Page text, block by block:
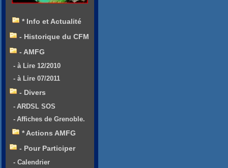
* Info et Actualité
- Historique du CFM
- AMFG
- à Lire 12/2010
- à Lire 07/2011
- Divers
- ARDSL SOS
- Affiches de Grenoble.
* Actions AMFG
- Pour Participer
- Calendrier